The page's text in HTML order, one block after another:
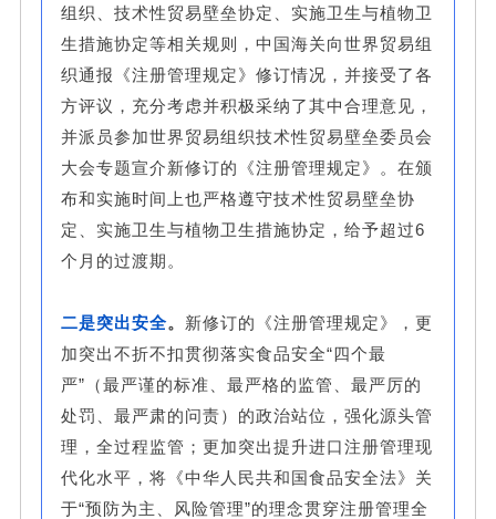
组织、技术性贸易壁垒协定、实施卫生与植物卫
生措施协定等相关规则，中国海关向世界贸易组
织通报《注册管理规定》修订情况，并接受了各
方评议，充分考虑并积极采纳了其中合理意见，
并派员参加世界贸易组织技术性贸易壁垒委员会
大会专题宣介新修订的《注册管理规定》。在颁
布和实施时间上也严格遵守技术性贸易壁垒协
定、实施卫生与植物卫生措施协定，给予超过6
个月的过渡期。
二是突出安全。 新修订的《注册管理规定》，更
加突出不折不扣贯彻落实食品安全“四个最
严”（最严谨的标准、最严格的监管、最严厉的
处罚、最严肃的问责）的政治站位，强化源头管
理，全过程监管；更加突出提升进口注册管理现
代化水平，将《中华人民共和国食品安全法》关
于“预防为主、风险管理”的理念贯穿注册管理全